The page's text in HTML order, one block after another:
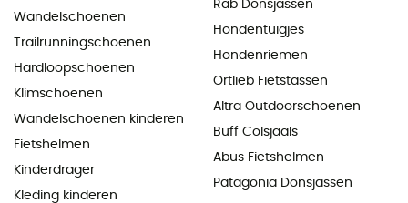
Wandelschoenen
Trailrunningschoenen
Hardloopschoenen
Klimschoenen
Wandelschoenen kinderen
Fietshelmen
Kinderdrager
Kleding kinderen
Rab Donsjassen
Hondentuigjes
Hondenriemen
Ortlieb Fietstassen
Altra Outdoorschoenen
Buff Colsjaals
Abus Fietshelmen
Patagonia Donsjassen